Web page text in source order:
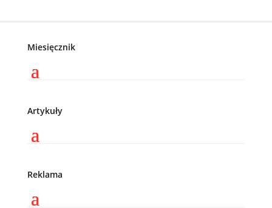
Miesięcznik
Artykuły
Reklama